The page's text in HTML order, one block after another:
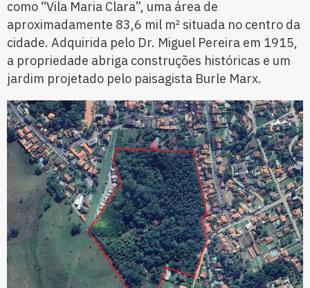
como “Vila Maria Clara”, uma área de
aproximadamente 83,6 mil m² situada no centro da
cidade. Adquirida pelo Dr. Miguel Pereira em 1915,
a propriedade abriga construções históricas e um
jardim projetado pelo paisagista Burle Marx.